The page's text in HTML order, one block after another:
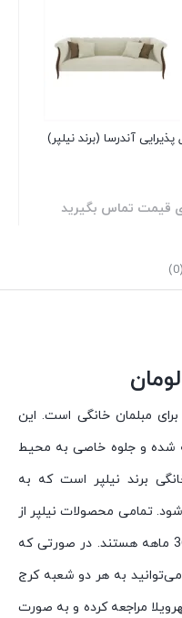
پذیرایی آندرسا (برند نیلپر)
قیمت تماس بگیرید
مبلمان خانگی است. این
شده و جلوه خاصی به محیط
برند نیلپر است که به
تمامی محصولات نیلپر از
جمله محصولات خانگی دارای گارانتی 36 ماهه هستند. در صورتی که
به هر دو شعبه کرج
مراجعه کرده و به صورت